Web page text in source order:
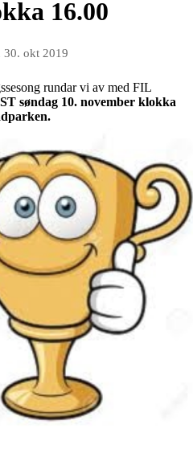
16.00
30. okt 2019
rundar vi av med FIL
søndag 10. november klokka